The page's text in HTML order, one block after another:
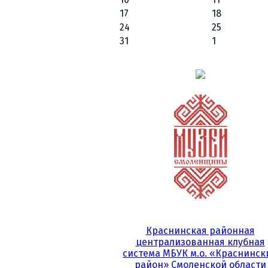
17
18
24
25
31
1
Краснинская районная
централизованная клубная
система МБУК м.о.
район» Смоленской области